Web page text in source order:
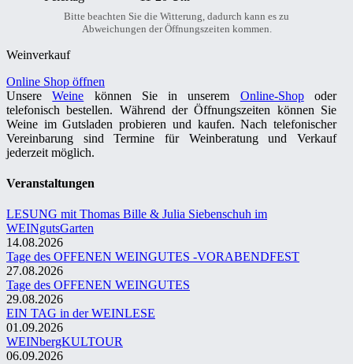
Bitte beachten Sie die Witterung, dadurch kann es zu
Abweichungen der Öffnungszeiten kommen.
Weinverkauf
Online Shop öffnen
UnsereWeine können Sie in unserem Online-Shopoder
telefonisch bestellen. Während der Öffnungszeiten können Sie
Weine im Gutsladen probieren und kaufen. Nach telefonischer
Vereinbarung sind Termine für Weinberatung und Verkauf
jederzeit möglich.
Veranstaltungen
LESUNG mit Thomas Bille & Julia Siebenschuh im
WEINgutsGarten
14.08.2026
Tage des OFFENEN WEINGUTES -VORABENDFEST
27.08.2026
Tage des OFFENEN WEINGUTES
29.08.2026
EIN TAG in der WEINLESE
01.09.2026
WEINbergKULTOUR
06.09.2026